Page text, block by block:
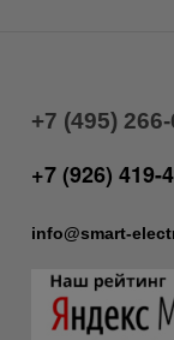
+7 (495)
+7 (926) 419-
info@smart-